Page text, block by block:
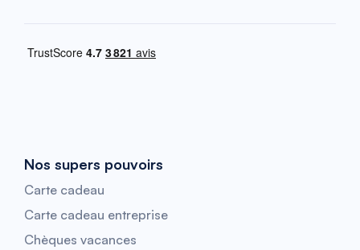
Nos supers pouvoirs
Carte cadeau
Carte cadeau entreprise
Chèques vacances